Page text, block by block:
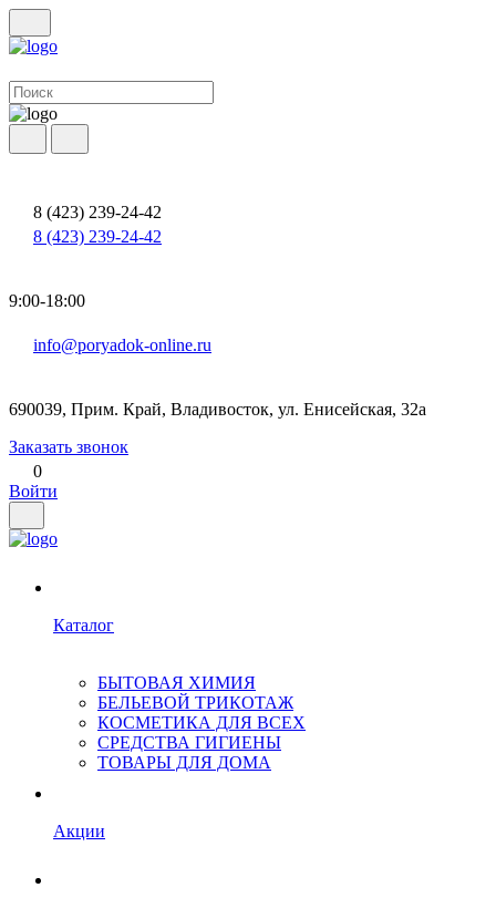
8 (423) 239-24-42
8 (423) 239-24-42
9:00-18:00
info@poryadok-online.ru
690039, Прим. Край, Владивосток, ул. Енисейская, 32а
Заказать звонок
0
Войти
Каталог
БЫТОВАЯ ХИМИЯ
БЕЛЬЕВОЙ ТРИКОТАЖ
КОСМЕТИКА ДЛЯ ВСЕХ
СРЕДСТВА ГИГИЕНЫ
ТОВАРЫ ДЛЯ ДОМА
Акции